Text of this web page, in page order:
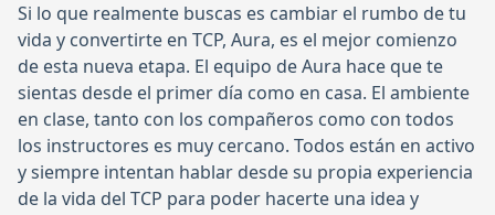
Si lo que realmente buscas es cambiar el rumbo de tu
vida y convertirte en TCP, Aura, es el mejor comienzo
de esta nueva etapa. El equipo de Aura hace que te
sientas desde el primer día como en casa. El ambiente
en clase, tanto con los compañeros como con todos
los instructores es muy cercano. Todos están en activo
y siempre intentan hablar desde su propia experiencia
de la vida del TCP para poder hacerte una idea y